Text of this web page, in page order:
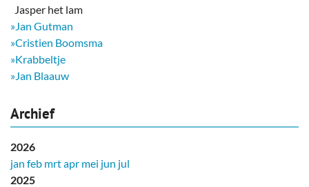
​ Jasper het lam
»Jan Gutman
»Cristien Boomsma
»Krabbeltje
»Jan Blaauw
Archief
2026
jan feb mrtapr mei jun jul
2025